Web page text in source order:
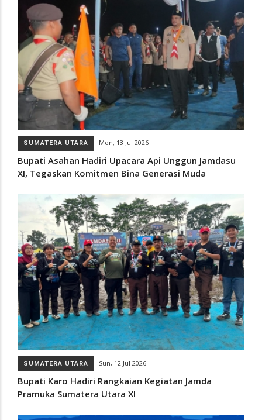
SUMATERA UTARA Mon, 13 Jul 2026
Bupati Asahan Hadiri Upacara Api Unggun Jamdasu
XI, Tegaskan Komitmen Bina Generasi Muda
SUMATERA UTARA Sun, 12 Jul 2026
Bupati Karo Hadiri Rangkaian Kegiatan Jamda
Pramuka Sumatera Utara XI